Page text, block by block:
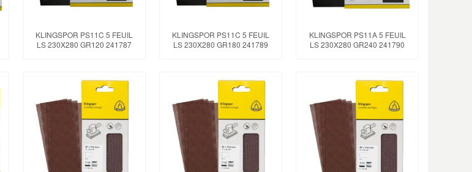
KLINGSPOR PS11C 5 FEUIL
LS 230X280 GR120 241787
KLINGSPOR PS11C 5 FEUIL
LS 230X280 GR180 241789
KLINGSPOR PS11A 5 FEUIL
LS 230X280 GR240 241790